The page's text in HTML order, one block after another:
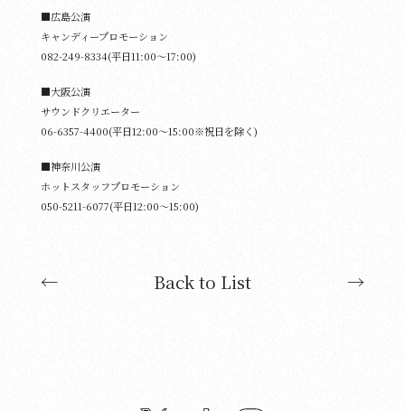
■広島公演
キャンディープロモーション
082-249-8334(平⽇11:00〜17:00)
■大阪公演
サウンドクリエーター
06-6357-4400(平⽇12:00〜15:00※祝⽇を除く)
■神奈川公演
ホットスタッフプロモーション
050-5211-6077(平⽇12:00〜15:00)
← Back to List →